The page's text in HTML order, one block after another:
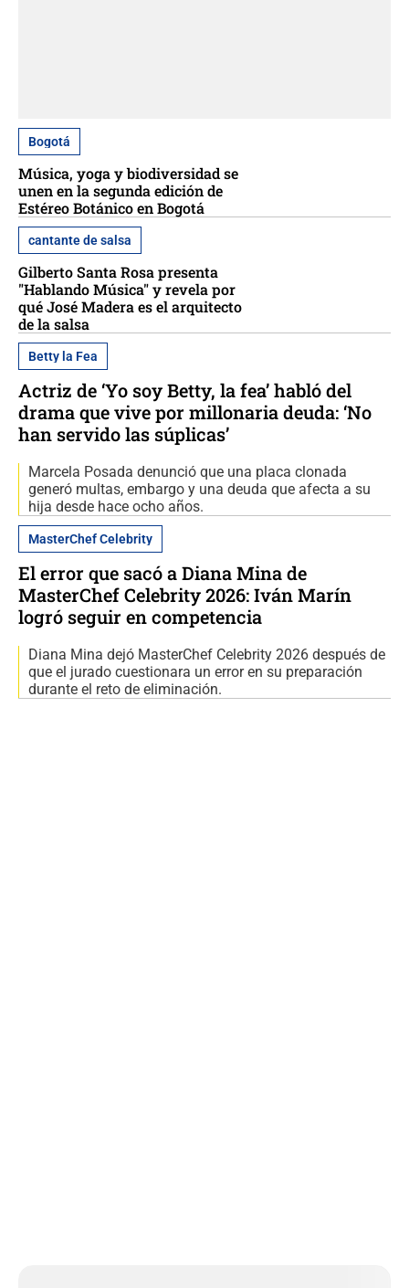
Bogotá
Música, yoga y biodiversidad se
unen en la segunda edición de
Estéreo Botánico en Bogotá
cantante de salsa
Gilberto Santa Rosa presenta
"Hablando Música" y revela por
qué José Madera es el arquitecto
de la salsa
Betty la Fea
Actriz de ‘Yo soy Betty, la fea’ habló del
drama que vive por millonaria deuda: ‘No
han servido las súplicas’
Marcela Posada denunció que una placa clonada
generó multas, embargo y una deuda que afecta a su
hija desde hace ocho años.
MasterChef Celebrity
El error que sacó a Diana Mina de
MasterChef Celebrity 2026: Iván Marín
logró seguir en competencia
Diana Mina dejó MasterChef Celebrity 2026 después de
que el jurado cuestionara un error en su preparación
durante el reto de eliminación.